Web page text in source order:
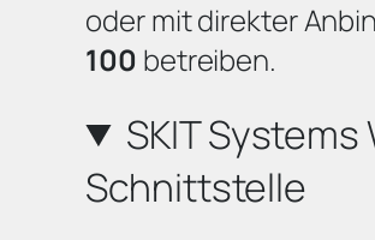
oder mit direkter
100 betreiben.
SKIT
Schnittstelle